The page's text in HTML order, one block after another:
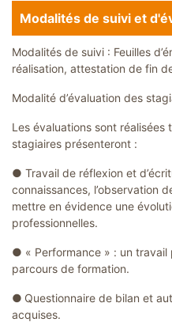
Modalités de suivi et
Modalités de suivi : Feuilles
réalisation, attestation de fin
Modalité d’évaluation des
Les évaluations sont
stagiaires présenteront :
● Travail de réflexion et
connaissances, l’observation
mettre en évidence une
professionnelles.
● « Performance » : un
parcours de formation.
● Questionnaire de bilan et
acquises.